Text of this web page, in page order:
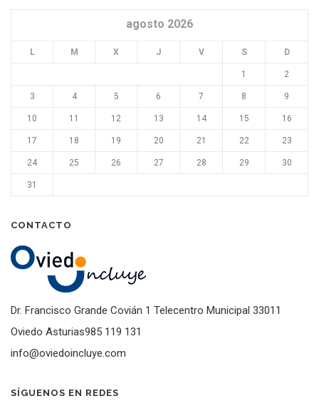
agosto 2026
L M X J V S D
1 2
3 4 5 6 7 8 9
10 11 12 13 14 15 16
17 18 19 20 21 22 23
24 25 26 27 28 29 30
31
CONTACTO
Dr. Francisco Grande Covián 1 Telecentro Municipal 33011
Oviedo Asturias985 119 131
info@oviedoincluye.com
SÍGUENOS EN REDES